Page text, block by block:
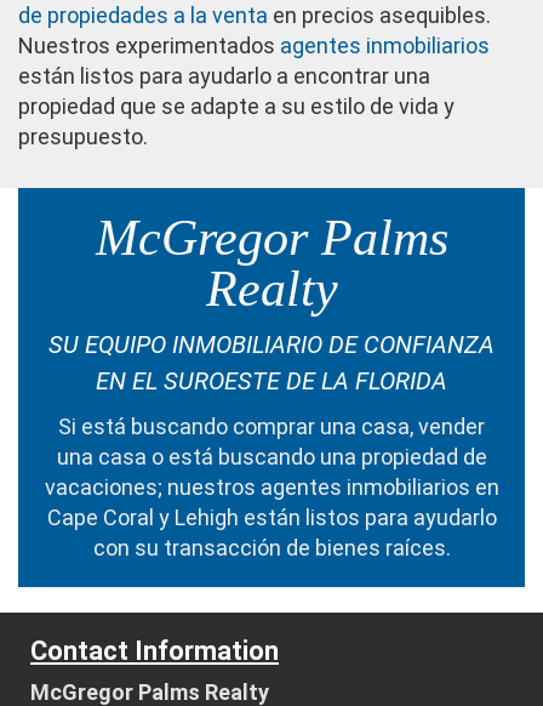
de propiedades a la venta en precios asequibles.
Nuestros experimentados agentes inmobiliarios
están listos para ayudarlo a encontrar una
propiedad que se adapte a su estilo de vida y
presupuesto.
McGregor Palms
Realty
SU EQUIPO INMOBILIARIO DE CONFIANZA
EN EL SUROESTE DE LA FLORIDA
Si está buscando comprar una casa,vender
una casa o está buscando una propiedad de
vacaciones; nuestros agentes inmobiliarios en
Cape Coral y Lehigh están listos para ayudarlo
con su transacción de bienes raíces.
Contact Information
McGregor Palms Realty